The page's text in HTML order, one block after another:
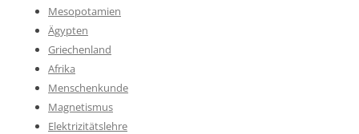
Mesopotamien
Ägypten
Griechenland
Afrika
Menschenkunde
Magnetismus
Elektrizitätslehre